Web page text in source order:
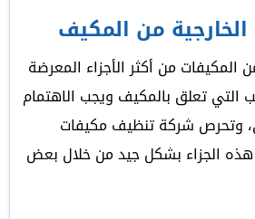
من المكيف
المكيفات من أكثر الأجزاء المعرضة
التي تعلق بالمكيف ويجب الاهتمام
وتحرص شركة تنظيف مكيفات
هذه الجزاء بشكل جيد من خلال بعض